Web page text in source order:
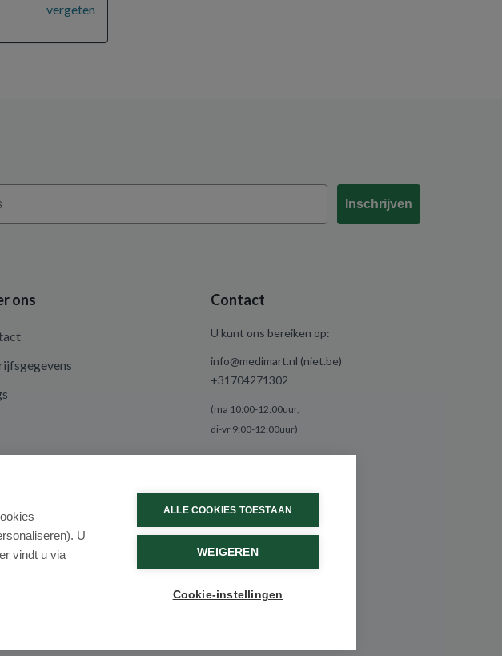
vergeten
Inschrijven
ons Contact
U kunt ons bereiken op:
info@medimart.nl (niet.be)
+31704271302
(ma 10:00-12:00uur,
di-vr 9:00-12:00uur)
U
vindt u via
ALLE COOKIES TOESTAAN
WEIGEREN
Cookie-instellingen